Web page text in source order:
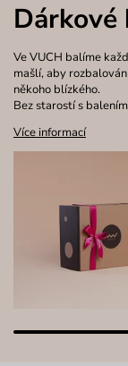
Dárkové
Ve VUCH balíme
mašlí, aby
někoho blízkého.
Bez starostí s
Více informací